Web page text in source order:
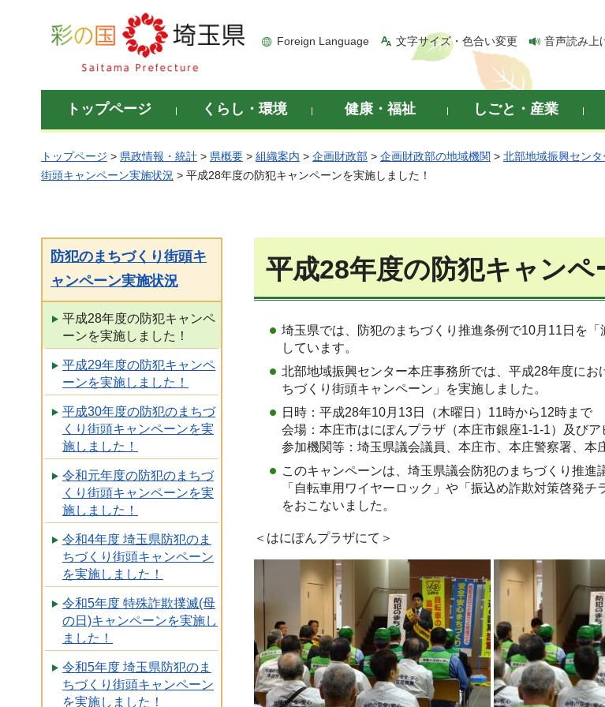
彩の国 埼玉県
Foreign Language 文字サイズ・色合い変更 音声読み上
トップページ くらし・環境 健康・福祉 しごと・産業
トップページ > 県政情報・統計 > 県概要 > 組織案内 > 企画財政部 > 企画財政部の地域機関 > 北部地域振興セン
街頭キャンペーン実施状況 > 平成28年度の防犯キャンペーンを実施しました！
防犯のまちづくり街頭キ
ャンペーン実施状況
平成28年度の防犯キャンペ
ーンを実施しました！
平成29年度の防犯キャンペ
ーンを実施しました！
平成30年度の防犯のまちづ
くり街頭キャンペーンを実
施しました！
令和元年度の防犯のまちづ
くり街頭キャンペーンを実
施しました！
令和4年度 埼玉県防犯のま
ちづくり街頭キャンペーン
を実施しました！
令和5年度 特殊詐欺撲滅(母
の日)キャンペーンを実施し
ました！
令和5年度 埼玉県防犯のま
ちづくり街頭キャンペーン
を実施しました！
平成28年度の防犯キャンペ
埼玉県では、防犯のまちづくり推進条例で10月11日を
しています。
北部地域振興センター本庄事務所では、平成28年度に
ちづくり街頭キャンペーン」を実施しました。
日時：平成28年10月13日（木曜日）11時から12時まで
会場：本庄市はにぽんプラザ（本庄市銀座1-1-1）及び
参加機関等：埼玉県議会議員、本庄市、本庄警察署、本
このキャンペーンは、埼玉県議会防犯のまちづくり推
「自転車用ワイヤーロック」や「振込め詐欺対策啓発
をおこないました。
＜はにぽんプラザにて＞